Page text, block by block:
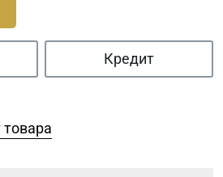
Кредит